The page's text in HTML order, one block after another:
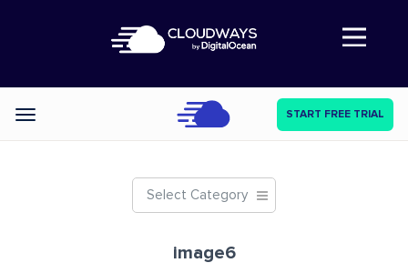
Abre a navegação
Categories START FREE TRIAL
Select Category
image6